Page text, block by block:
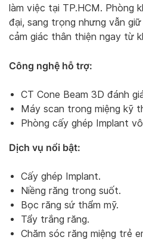
làm việc tại TP.HCM. Phòng
đại, sang trọng nhưng vẫn
cảm giác thân thiện ngay từ
Công nghệ hỗ trợ:
CT Cone Beam 3D đánh
Máy scan trong miệng kỹ
Phòng cấy ghép Implant
Dịch vụ nổi bật:
Cấy ghép Implant.
Niềng răng trong suốt.
Bọc răng sứ thẩm mỹ.
Tẩy trắng răng.
Chăm sóc răng miệng trẻ